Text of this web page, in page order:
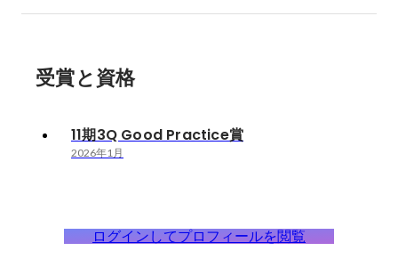
受賞と資格
11期3Q Good Practice賞
2026年1月
ログインしてプロフィールを閲覧